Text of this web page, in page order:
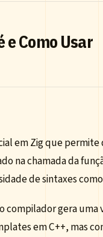
e Como Usar
em Zig que
na chamada da
de sintaxes
compilador gera uma
em C++, mas